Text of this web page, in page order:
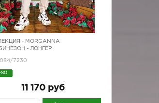
- MORGANNA
- ЛОНГЕР
7230
80
11 170 руб